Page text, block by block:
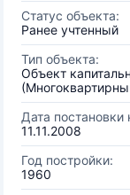
Статус объекта:
Ранее учтенный
Тип объекта:
Объект
Дата постановки
11.11.2008
Год постройки:
1960